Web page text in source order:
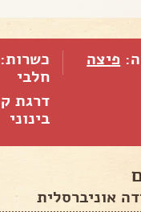
פיצה
חלבי
דרגת
בינוני
אוניברסלית